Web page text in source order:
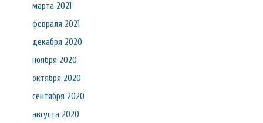
марта 2021
февраля 2021
декабря 2020
ноября 2020
октября 2020
сентября 2020
августа 2020